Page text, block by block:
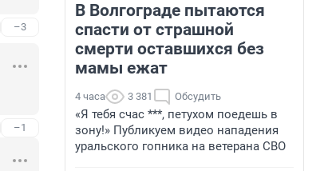
–3
–1
В Волгограде пытаются
спасти от страшной
смерти оставшихся без
мамы ежат
4 часа 3 381 Обсудить
«Я тебя счас ***, петухом поедешь в
зону!» Публикуем видео нападения
уральского гопника на ветерана СВО